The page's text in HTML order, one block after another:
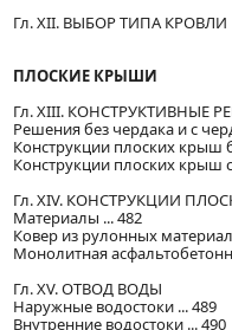
Гл. XII. ВЫБОР ТИПА КРОВЛИ
ПЛОСКИЕ КРЫШИ
Гл. XIII. КОНСТРУКТИВНЫЕ
Решения без чердака и с
Конструкции плоских крыш
Конструкции плоских крыш
Гл. XIV. КОНСТРУКЦИИ
Материалы ... 482
Ковер из рулонных
Монолитная
Гл. XV. ОТВОД ВОДЫ
Наружные водостоки ... 489
Внутренние водостоки ... 490